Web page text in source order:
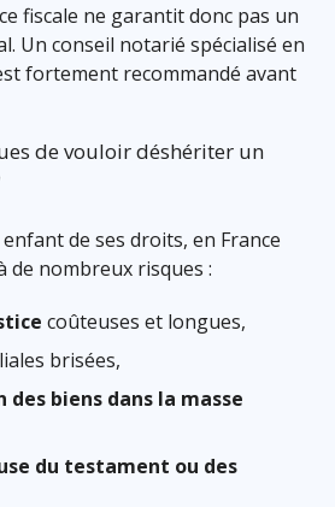
fiscale ne garantit donc pas un
Un conseil notarié spécialisé en
fortement recommandé avant
de vouloir déshériter un
de ses droits, en France
de nombreux risques :
coûteuses et longues,
brisées,
biens dans la masse
du testament ou des